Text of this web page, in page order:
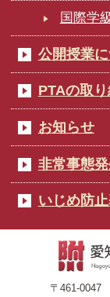
国際学
公開授業
PTAの取
お知らせ
非常事態
いじめ防
〒461-0047